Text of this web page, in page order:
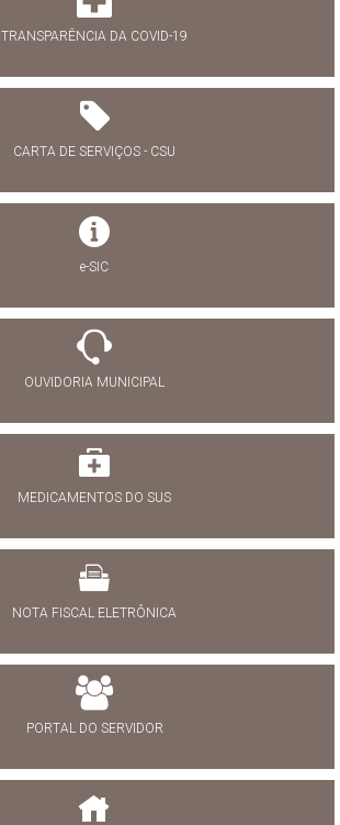
TRANSPARÊNCIA DA COVID-19
CARTA DE SERVIÇOS - CSU
e-SIC
OUVIDORIA MUNICIPAL
MEDICAMENTOS DO SUS
NOTA FISCAL ELETRÔNICA
PORTAL DO SERVIDOR